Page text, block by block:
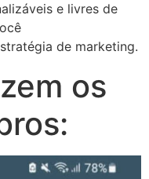
e livres de
de marketing.
os